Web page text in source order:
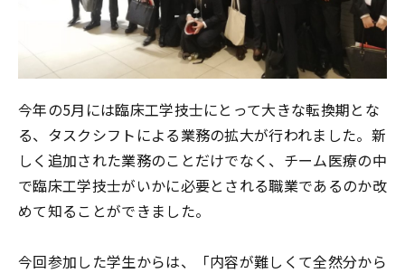
今年の5月には臨床工学技士にとって大きな転換期とな
る、タスクシフトによる業務の拡大が行われました。新
しく追加された業務のことだけでなく、チーム医療の中
で臨床工学技士がいかに必要とされる職業であるのか改
めて知ることができました。
今回参加した学生からは、「内容が難しくて全然分から